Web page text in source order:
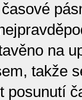
na
takže